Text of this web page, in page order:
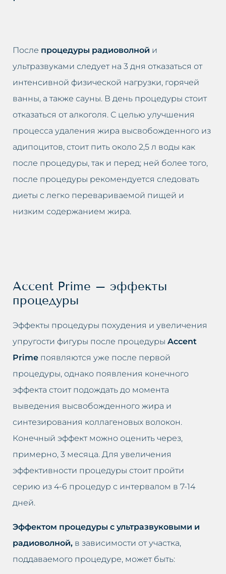
После процедуры радиоволной и
ультразвуками следует на 3 дня отказаться от
интенсивной физической нагрузки, горячей
ванны, а также сауны. В день процедуры стоит
отказаться от алкоголя. С целью улучшения
процесса удаления жира высвобожденного из
адипоцитов, стоит пить около 2,5 л воды как
после процедуры, так и перед; ней более того,
после процедуры рекомендуется следовать
диеты с легко перевариваемой пищей и
низким содержанием жира.
Accent Prime – эффекты
процедуры
Эффекты процедуры похудения и увеличения
упругости фигуры после процедуры Accent
Prime появляются уже после первой
процедуры, однако появления конечного
эффекта стоит подождать до момента
выведения высвобожденного жира и
синтезирования коллагеновых волокон.
Конечный эффект можно оценить через,
примерно, 3 месяца. Для увеличения
эффективности процедуры стоит пройти
серию из 4-6 процедур с интервалом в 7-14
дней.
Эффектом процедуры с ультразвуковыми и
радиоволной, в зависимости от участка,
поддаваемого процедуре, может быть: